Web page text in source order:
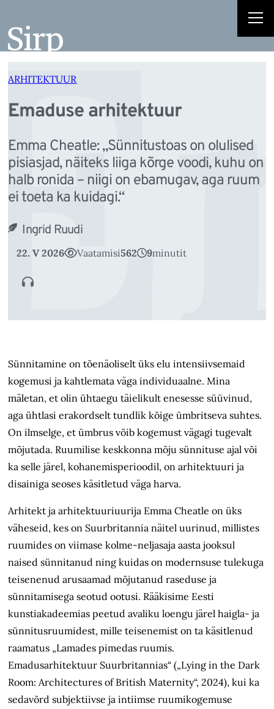
juurde
ARHITEKTUUR
Emaduse arhitektuur
Emma Cheatle: „Sünnitustoas on olulised
pisiasjad, näiteks liiga kõrge voodi, kuhu on
halb ronida – niigi on ebamugav, aga ruum
ei toeta ka kuidagi.“
Ingrid Ruudi
22. V 2026 Vaatamisi562 9minutit
Sünnitamine on tõenäoliselt üks elu intensiivsemaid
kogemusi ja kahtlemata väga individuaalne. Mina
mäletan, et olin ühtaegu täielikult enesesse süüvinud,
aga ühtlasi erakordselt tundlik kõige ümbritseva suhtes.
On ilmselge, et ümbrus võib kogemust vägagi tugevalt
mõjutada. Ruumilise keskkonna mõju sünnituse ajal või
ka selle järel, kohanemisperioodil, on arhitektuuri ja
disainiga seoses käsitletud väga harva.
Arhitekt ja arhitektuuriuurija Emma Cheatle on üks
väheseid, kes on Suur­britannia näitel uurinud, millistes
ruumides on viimase kolme-neljasaja aasta jooksul
naised sünnitanud ning kuidas on modernsuse tulekuga
teisenenud arusaamad mõjutanud raseduse ja
sünnitamisega seotud ootusi. Rääkisime Eesti
kunstiakadeemias peetud avaliku loengu järel haigla- ja
sünnitusruumidest, mille teisenemist on ta käsitlenud
raamatus „Lamades pimedas ruumis.
Emadusarhitektuur Suurbritannias“ („Lying in the Dark
Room: Architectures of British Maternity“, 2024), kui ka
sedavõrd subjektiivse ja intiimse ruumikogemuse